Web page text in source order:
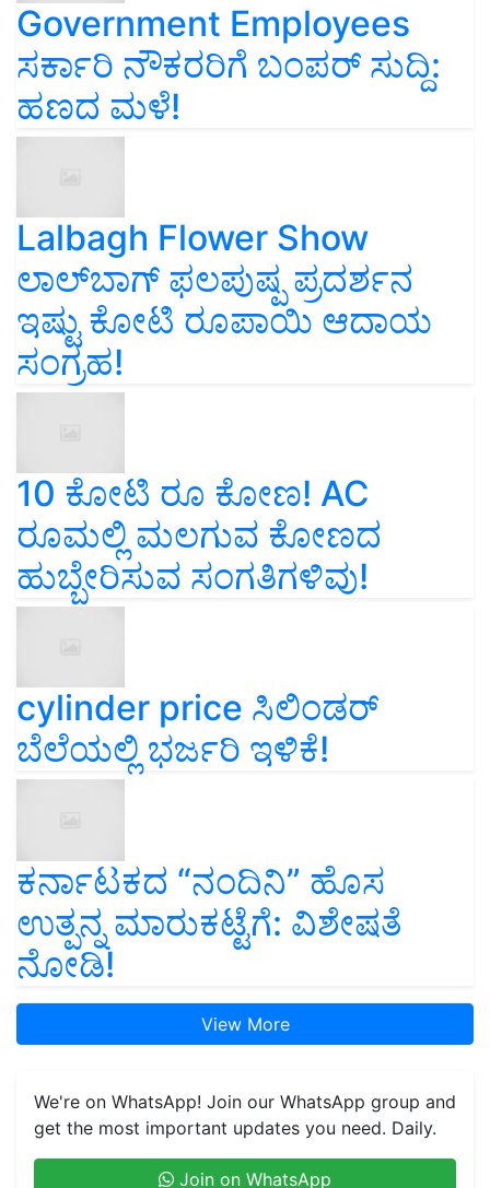
Government Employees
ಸರ್ಕಾರಿ ನೌಕರರಿಗೆ ಬಂಪರ್‌ ಸುದ್ದಿ:
ಹಣದ ಮಳೆ!
Lalbagh Flower Show
ಲಾಲ್‌ಬಾಗ್ ಫಲಪುಷ್ಪ ಪ್ರದರ್ಶನ
ಇಷ್ಟು ಕೋಟಿ ರೂಪಾಯಿ ಆದಾಯ
ಸಂಗ್ರಹ!
10 ಕೋಟಿ ರೂ ಕೋಣ! AC
ರೂಮಲ್ಲಿ ಮಲಗುವ ಕೋಣದ
ಹುಬ್ಬೇರಿಸುವ ಸಂಗತಿಗಳಿವು!
cylinder price ಸಿಲಿಂಡರ್‌
ಬೆಲೆಯಲ್ಲಿ ಭರ್ಜರಿ ಇಳಿಕೆ!
ಕರ್ನಾಟಕದ “ನಂದಿನಿ” ಹೊಸ
ಉತ್ಪನ್ನ ಮಾರುಕಟ್ಟೆಗೆ: ವಿಶೇಷತೆ
ನೋಡಿ!
View More
We're on WhatsApp! Join our WhatsApp group and
get the most important updates you need. Daily.
Join on WhatsApp